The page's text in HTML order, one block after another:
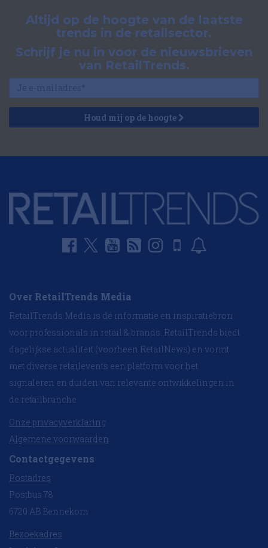
Altijd op de hoogte van de laatste
trends in de retailsector.
Schrijf je nu in voor de nieuwsbrieven
van RetailTrends.
Houd mij op de hoogte
Over RetailTrends Media
RetailTrends Media is dé informatie en inspiratiebron
voor professionals in retail & brands. RetailTrends biedt
dagelijkse actualiteit (voorheen RetailNews) en vormt
met diverse retailevents een platform voor het
signaleren en duiden van relevante ontwikkelingen in
de retailbranche.
Onze privacyverklaring
Algemene voorwaarden
Contactgegevens
Postadres
Postbus 78
6720 AB Bennekom
Bezoekadres